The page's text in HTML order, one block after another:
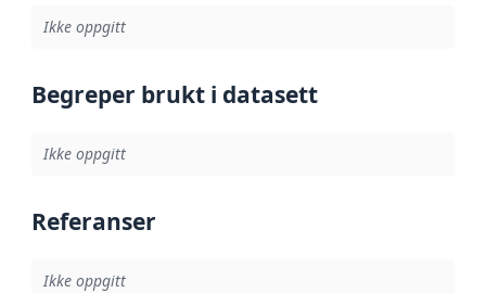
Ikke oppgitt
Begreper brukt i datasett
Ikke oppgitt
Referanser
Ikke oppgitt